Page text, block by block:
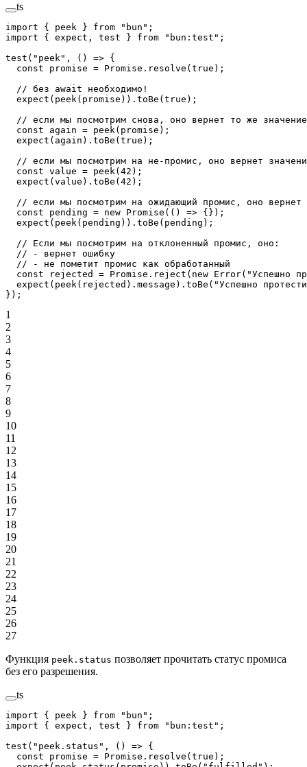
ts
import { peek } from "bun" ;
import { expect, test } from "bun:test" ;
test ( "peek" , () => {
  const
promise = Promise . resolve ( true );
  // без await необходимо!
  expect
( peek(promise)). toBe ( true );
  // если мы посмотрим снова, оно вернет то же значение
  const
again = peek(promise);
  expect
(again). toBe ( true );
// если мы посмотрим на не-промис, оно вернет
  const
value = peek( 42 );
  expect
(value). toBe ( 42 );
// если мы посмотрим на ожидающий промис, оно вернет
  const
pending = new Promise (() => {});
  expect
( peek(pending)). toBe (pending);
  // Если мы посмотрим на отклоненный промис, оно:
  // - вернет ошибку
  // - не пометит промис как обработанный
  const
rejected = Promise . reject ( new Error( "Успешно
  expect
( peek(rejected).message). toBe ( "Успешно
});
1
2
3
4
5
6
7
8
9
10
11
12
13
14
15
16
17
18
19
20
21
22
23
24
25
26
27
Функция peek.status позволяет прочитать статус промиса
без его разрешения.
ts
import { peek } from "bun" ;
import { expect, test } from "bun:test" ;
test ( "peek.status" , () => {
  const
promise = Promise . resolve ( true );